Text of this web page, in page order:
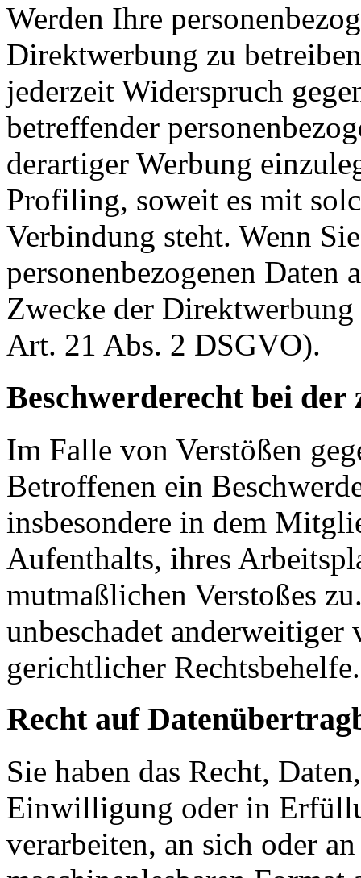
Werden Ihre
Direktwerbung zu
jederzeit Widerspruch
betreffender
derartiger Werbung
Profiling, soweit es mit
Verbindung steht. Wenn
personenbezogenen Daten
Zwecke der
Art. 21 Abs. 2 DSGVO).
Beschwerderecht bei
Im Falle von Verstößen
Betroffenen ein
insbesondere in dem
Aufenthalts, ihres
mutmaßlichen Verstoßes
unbeschadet
gerichtlicher Rechtsbehelfe.
Recht auf
Sie haben das Recht,
Einwilligung oder in
verarbeiten, an sich oder